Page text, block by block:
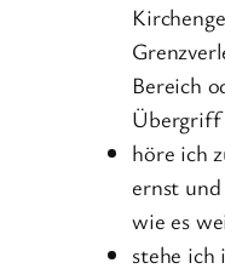
Bereich
Übergriff
höre ich
ernst
wie es
stehe ich